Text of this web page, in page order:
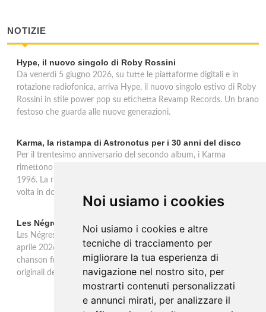
Noi usiamo i cookies
Noi usiamo i cookies e altre
tecniche di tracciamento per
migliorare la tua esperienza di
navigazione nel nostro sito, per
mostrarti contenuti personalizzati
e annunci mirati, per analizzare il
NOTIZIE
Hype, il nuovo singolo di Roby Rossini
Da venerdì 5 giugno 2026, su tutte le piattaforme digitali e in
rotazione radiofonica, arriva Hype, il nuovo singolo estivo di Roby
Rossini in stile power pop su etichetta Revamp Records. Un brano
festoso che guarda alle nuove generazioni.
Karma, la ristampa di Astronotus per i 30 anni del disco
Per il trentesimo anniversario del secondo album, i Karma
rimettono in circolazione 'Astronotus', uscito originariamente nel
1996. La ristampa Sony Music è disponibile in CD e per la prima
volta in doppio vinile gold 180 grammi con bonus track.
Les Négresses Vertes a Milano: unica data italiana 2026
Les Négresses Vertes tornano in Italia per un'unica data: il 16
aprile 2026 all'Alcatraz di Milano con lo Zobi Tour. Rock acustico,
chanson francese e ritmi mediterranei per uno dei gruppi più
originali della scena musicale francese.